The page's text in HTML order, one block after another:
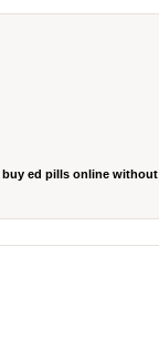
buy ed pills online